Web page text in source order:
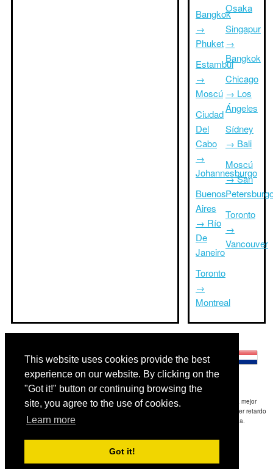
This website uses cookies provide the best
experience on our website. By clicking on the
"Got it!" button or continuing browsing the
site, you agree to the use of cookies.
Learn more
Got it!
Bangkok
→
Phuket
Estambul
→
Moscú
Ciudad
Del
Cabo
→
Johannesburgo
Buenos
Aires
→ Río
De
Janeiro
Toronto
→
Montreal
Osaka
Singapur
→
Bangkok
Chicago
→ Los
Ángeles
Sídney
→ Bali
Moscú
→ San
Toronto
→
Vancouver
Exención de responsabilidad: La información mostrada en este sitio es nuestra mejor
estimación y sólo para su referencia.TripTimeTo.com no es responsable de cualquier retardo
de ida y / o consiguientes daños resultaron de la información proporcionada.
Copyright 2015-2026
Contact Usfor feedback.